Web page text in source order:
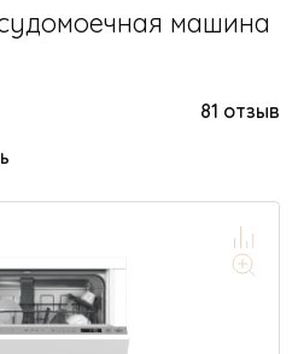
машина
81 отзыв